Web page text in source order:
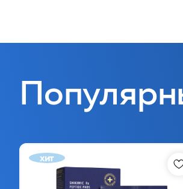
хит